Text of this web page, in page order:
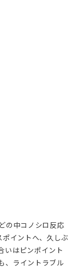
の中コノシロ反応
イントへ、久しぶ
いはピンポイント
、ライントラブル